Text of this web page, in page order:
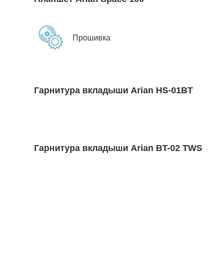
Прошивка
Гарнитура вкладыши Arian HS-01BT
Гарнитура вкладыши Arian BT-02 TWS